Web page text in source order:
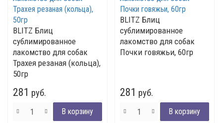
BLITZ Блиц
сублимированное
лакомство для собак
Трахея резаная (кольца),
50гр
281 руб.
BLITZ Блиц
сублимированное
лакомство для собак
Почки говяжьи, 60гр
281 руб.